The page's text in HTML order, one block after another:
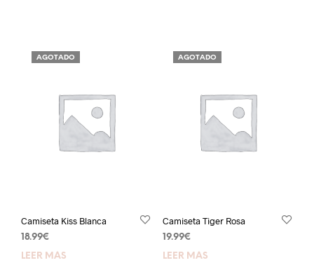
AGOTADO
Camiseta Kiss Blanca
18.99€
LEER MÁS
AGOTADO
Camiseta Tiger Rosa
19.99€
LEER MÁS